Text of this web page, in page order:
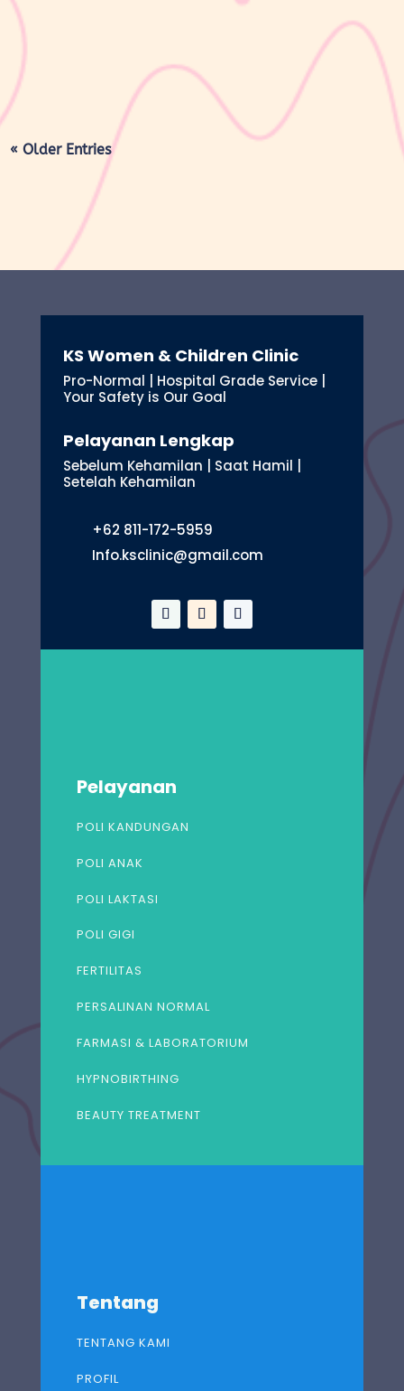
seperti sebelum hamil. Selama masa ini, tubuh Moms akan
mengalami berbagai perubahan, mulai dari rahim yang berangsur
« Older Entries
KS Women & Children Clinic
Pro-Normal | Hospital Grade Service |
Your Safety is Our Goal
Pelayanan Lengkap
Sebelum Kehamilan | Saat Hamil |
Setelah Kehamilan
+62 811-172-5959
Info.ksclinic@gmail.com
Pelayanan
POLI KANDUNGAN
POLI ANAK
POLI LAKTASI
POLI GIGI
FERTILITAS
PERSALINAN NORMAL
FARMASI & LABORATORIUM
HYPNOBIRTHING
BEAUTY TREATMENT
Tentang
TENTANG KAMI
PROFIL